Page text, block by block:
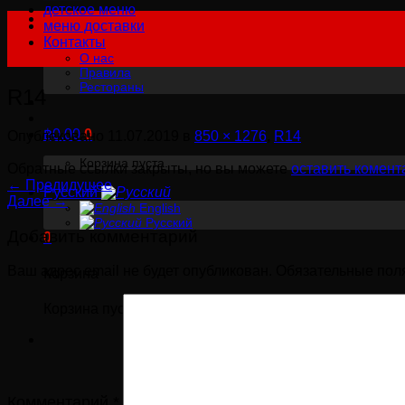
детское меню
меню доставки
Контакты
О нас
Правила
Рестораны
฿0.00 0
Корзина пуста.
Русский
English
Русский
0
R14
Опублековано 850 × 1276 R14
Обратные ссылки закрыты, но вы можетеоставить
← Предидущее
Далее→
Добавить комментарий